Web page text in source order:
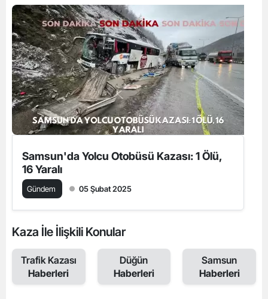
Samsun'da Yolcu Otobüsü Kazası: 1 Ölü,
16 Yaralı
Gündem 05 Şubat 2025
Kaza İle İlişkili Konular
Trafik Kazası
Haberleri
Düğün
Haberleri
Samsun
Haberleri